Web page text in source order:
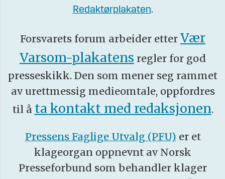
Redaktørplakaten.
Forsvarets forum arbeider etter Vær
Varsom-plakatens regler for god
presseskikk. Den som mener seg rammet
av urettmessig medieomtale, oppfordres
til å ta kontakt med redaksjonen.
Pressens Faglige Utvalg (PFU) er et
klageorgan oppnevnt av Norsk
Presseforbund som behandler klager